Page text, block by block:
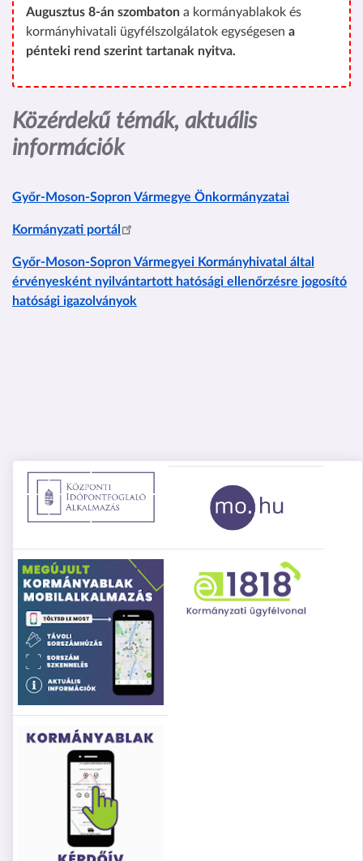
Augusztus 8-án szombaton a kormányablakok és
kormányhivatali ügyfélszolgálatok egységesen a
pénteki rend szerint tartanak nyitva.
Közérdekű témák, aktuális
információk
Győr-Moson-Sopron Vármegye Önkormányzatai
Kormányzati portál
Győr-Moson-Sopron Vármegyei Kormányhivatal által
érvényesként nyilvántartott hatósági ellenőrzésre jogosító
hatósági igazolványok